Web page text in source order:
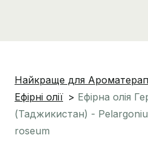
Найкраще для
Ефірні олії
Ефірна олія
(Таджикистан) -
roseum